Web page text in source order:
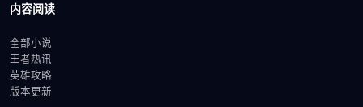
内容阅读
全部小说
王者热讯
英雄攻略
版本更新